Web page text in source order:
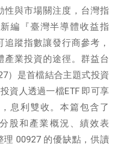
性與市場關注度，台灣指
編『臺灣半導體收益指
蹤指數讓發行商參考，
產業投資的途徑。群益台
）是首檔結合主題式投資
資人透過一檔ETF 即可享
息利雙收。本篇包含了
股和產業概況、績效表
00927 的優缺點，供讀